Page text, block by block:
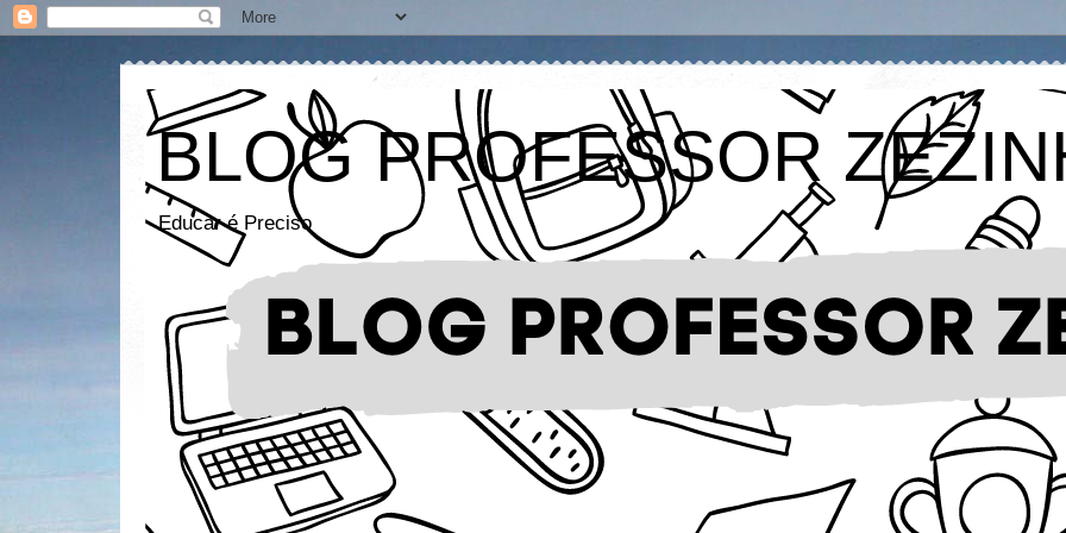
BLOG PROFESSOR
Educar é Preciso